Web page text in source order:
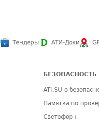
Тендеры АТИ-Доки
БЕЗОПАСНОСТЬ
ATI.SU о
Памятка по
Светофор+